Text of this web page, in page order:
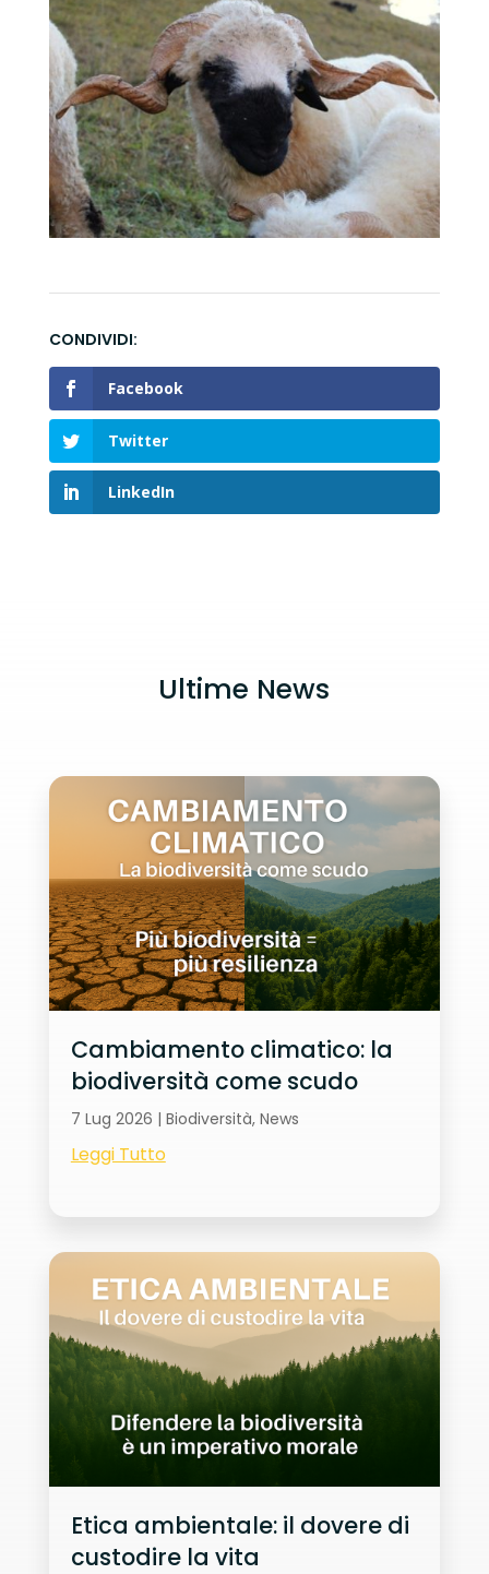
Facebook
Twitter
LinkedIn
Ultime News
Cambiamento climatico: la
biodiversità come scudo
7 Lug 2026 | Biodiversità, News
Leggi Tutto
Etica ambientale: il dovere di
custodire la vita